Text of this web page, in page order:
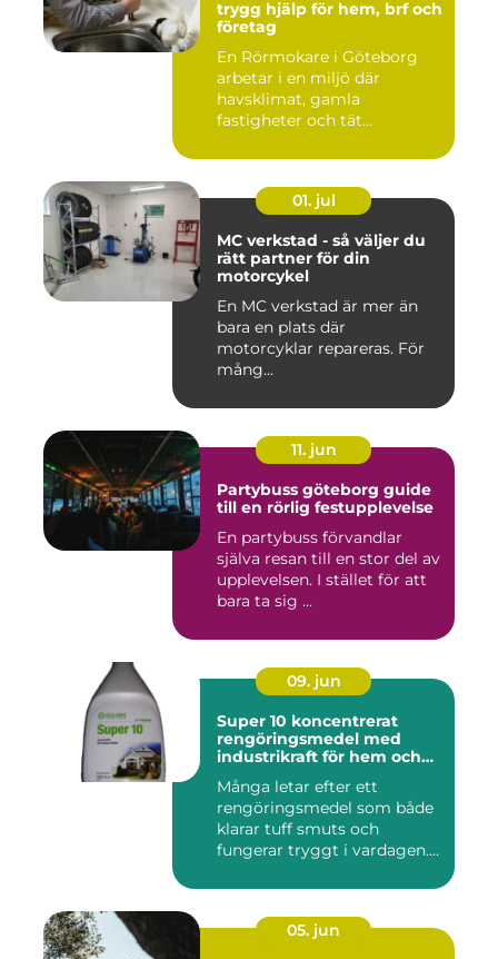
trygg hjälp för hem, brf och
företag
En Rörmokare i Göteborg
arbetar i en miljö där
havsklimat, gamla
fastigheter och tät
01. jul
MC verkstad - så väljer du
rätt partner för din
motorcykel
En MC verkstad är mer än
bara en plats där
motorcyklar repareras. För
mång...
11. jun
Partybuss göteborg guide
till en rörlig festupplevelse
En partybuss förvandlar
själva resan till en stor del av
upplevelsen. I stället för att
bara ta sig ...
09. jun
Super 10 koncentrerat
rengöringsmedel med
industrikraft för hem och
Många letar efter ett
rengöringsmedel som både
klarar tuff smuts och
fungerar tryggt i vardagen.
05. jun